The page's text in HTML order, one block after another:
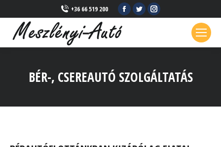
+36 66 519 200
Facebook
in
window
Twitter
in
window
Instagram
in
window
BÉR-, CSEREAUTÓ SZOLGÁLTATÁS